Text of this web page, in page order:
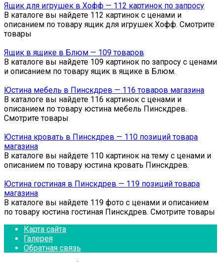
Ящик для игрушек в Хофф — 112 картинок по запросу
В каталоге вы найдете 112 картинок с ценами и
описанием по товару ящик для игрушек Хофф. Смотрите
товары
Ящик в ящике в Блюм — 109 товаров
В каталоге вы найдете 109 картинок по запросу с ценами
и описанием по товару ящик в ящике в Блюм.
Юстина мебель в Пинскдрев — 116 товаров магазина
В каталоге вы найдете 116 картинок с ценами и
описанием по товару юстина мебель Пинскдрев.
Смотрите товары
Юстина кровать в Пинскдрев — 110 позиций товара
магазина
В каталоге вы найдете 110 картинок на тему с ценами и
описанием по товару юстина кровать Пинскдрев.
Юстина гостиная в Пинскдрев — 119 позиций товара
магазина
В каталоге вы найдете 119 фото с ценами и описанием
по товару юстина гостиная Пинскдрев. Смотрите товары
Карта сайта
Галерея
Обратная связь